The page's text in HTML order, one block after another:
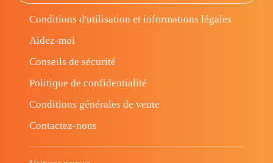
Conditions d'utilisation et informations légales
Aidez-moi
Conseils de sécurité
Politique de confidentialité
Conditions générales de vente
Contactez-nous